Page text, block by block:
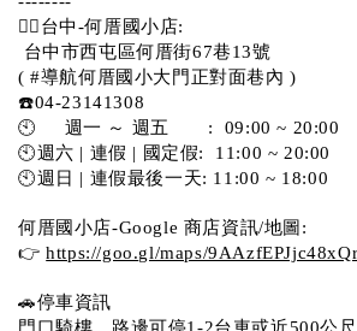
💁‍♀️台中-何厝國小店:
台中市西屯區何厝街67巷13號
( #導航何厝國小大門正對面巷內 )
☎️04-23141308
🕙     週一 ～ 週五       :  09:00 ~ 20:00
🕙週六 | 連假 | 國定假:  11:00 ~ 20:00
🕙週日 | 連假最後一天: 11:00 ~ 18:00
何厝國小店-Google 商店資訊/地圖:
👉 https://goo.gl/maps/
🚗停車資訊